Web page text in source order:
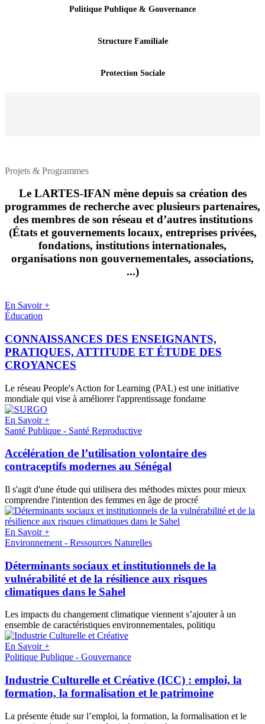
Politique Publique & Gouvernance
Structure Familiale
Protection Sociale
Projets & Programmes
Le LARTES-IFAN mène depuis sa création des
programmes de recherche avec plusieurs partenaires,
des membres de son réseau et d’autres institutions
(États et gouvernements locaux, entreprises privées,
fondations, institutions internationales,
organisations non gouvernementales, associations,
...)
En Savoir +
Éducation
CONNAISSANCES DES ENSEIGNANTS,
PRATIQUES, ATTITUDE ET ÉTUDE DES
CROYANCES
Le réseau People's Action for Learning (PAL) est une initiative
mondiale qui vise à améliorer l'apprentissage fondame
En Savoir +
Santé Publique - Santé Reproductive
Accélération de l’utilisation volontaire des
contraceptifs modernes au Sénégal
Il s'agit d'une étude qui utilisera des méthodes mixtes pour mieux
comprendre l'intention des femmes en âge de procré
En Savoir +
Environnement - Ressources Naturelles
Déterminants sociaux et institutionnels de la
vulnérabilité et de la résilience aux risques
climatiques dans le Sahel
Les impacts du changement climatique viennent s’ajouter à un
ensemble de caractéristiques environnementales, politiqu
En Savoir +
Politique Publique - Gouvernance
Industrie Culturelle et Créative (ICC) : emploi, la
formation, la formalisation et le patrimoine
La présente étude sur l’emploi, la formation, la formalisation et le